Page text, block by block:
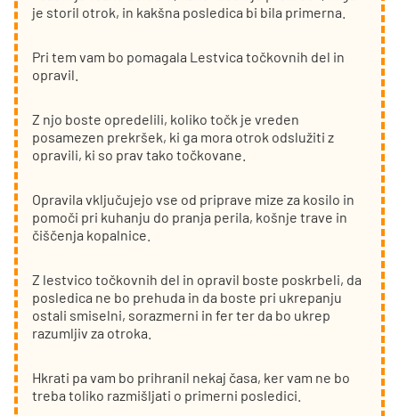
je storil otrok, in kakšna posledica bi bila primerna.
Pri tem vam bo pomagala Lestvica točkovnih del in
opravil.
Z njo boste opredelili, koliko točk je vreden
posamezen prekršek, ki ga mora otrok odslužiti z
opravili, ki so prav tako točkovane.
Opravila vključujejo vse od priprave mize za kosilo in
pomoči pri kuhanju do pranja perila, košnje trave in
čiščenja kopalnice.
Z lestvico točkovnih del in opravil boste poskrbeli, da
posledica ne bo prehuda in da boste pri ukrepanju
ostali smiselni, sorazmerni in fer ter da bo ukrep
razumljiv za otroka.
Hkrati pa vam bo prihranil nekaj časa, ker vam ne bo
treba toliko razmišljati o primerni posledici.